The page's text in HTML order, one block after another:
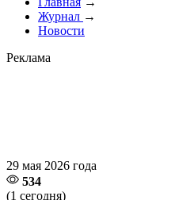
Журнал →
Новости
Реклама
29 мая 2026 года
534
(1 сегодня)